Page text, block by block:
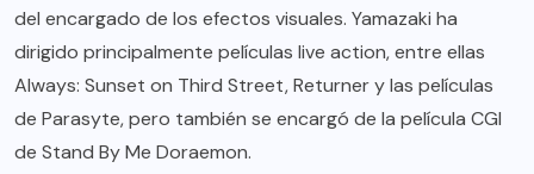
del encargado de los efectos visuales. Yamazaki ha
dirigido principalmente películas live action, entre ellas
Always: Sunset on Third Street, Returner y las películas
de Parasyte, pero también se encargó de la película CGI
de Stand By Me Doraemon.